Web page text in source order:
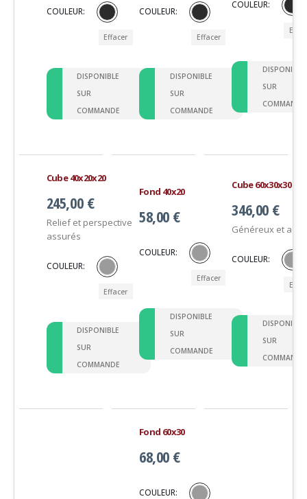
COULEUR
Effacer
DISPONIBLE
SUR
COMMANDE
COULEUR
Effacer
DISPONIBLE
SUR
COMMANDE
COULEUR
DISPONIBLE
SUR
COMMANDE
Cube 40x20x20
245,00€
Relief et perspective
assurés
COULEUR
Effacer
DISPONIBLE
SUR
COMMANDE
Fond 40x20
58,00€
COULEUR
Effacer
DISPONIBLE
SUR
COMMANDE
Cube 60x30x30
346,00€
Généreux et
COULEUR
DISPONIBLE
SUR
COMMANDE
Fond 60x30
68,00€
COULEUR